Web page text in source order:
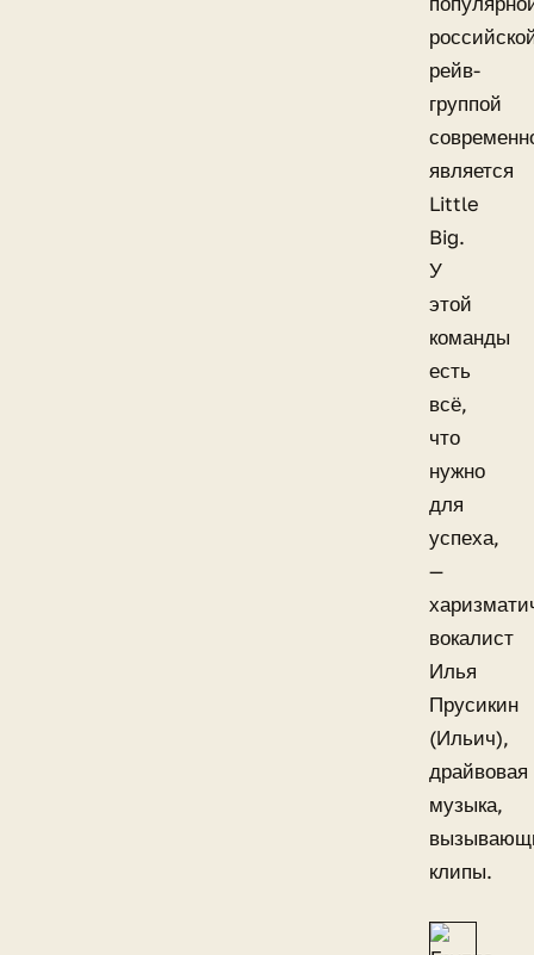
рейв-
группой
является
Little
Big.
У
этой
команды
есть
всё,
что
нужно
для
успеха,
—
вокалист
Илья
Прусикин
(Ильич),
драйвовая
музыка,
клипы.